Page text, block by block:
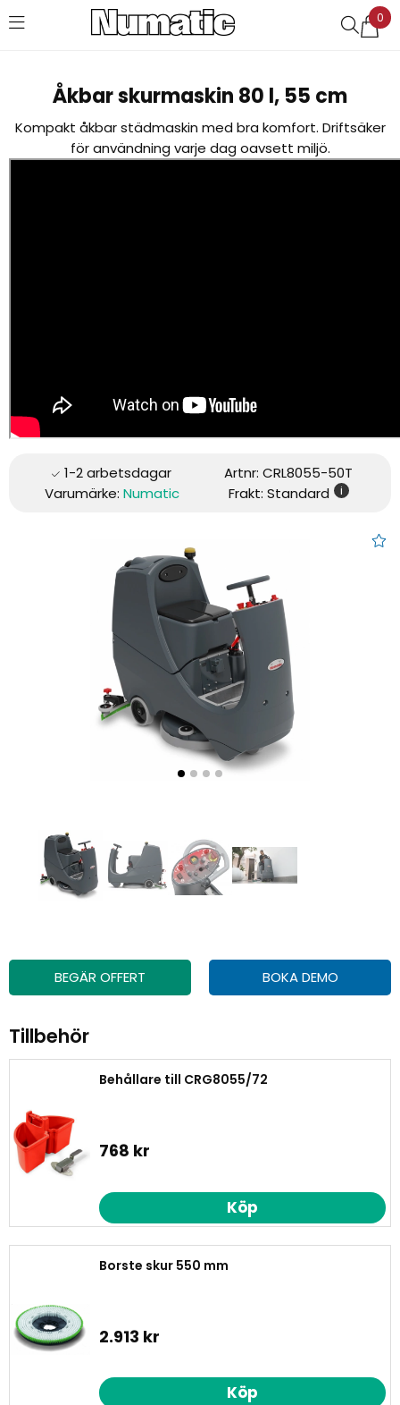
0
Favoriter (0)
Åkbar skurmaskin 80 l, 55 cm
Kompakt åkbar städmaskin med bra komfort. Driftsäker
för användning varje dag oavsett miljö.
Artnr: CRL8055-50T
Varumärke: Numatic Frakt: Standard i
Åkbar skurmaskin 80 l, 55 cm
BEGÄR OFFERT BOKA DEMO
Tillbehör
Behållare till CRG8055/72
768 kr
Köp
Borste skur 550 mm
2.913 kr
Köp